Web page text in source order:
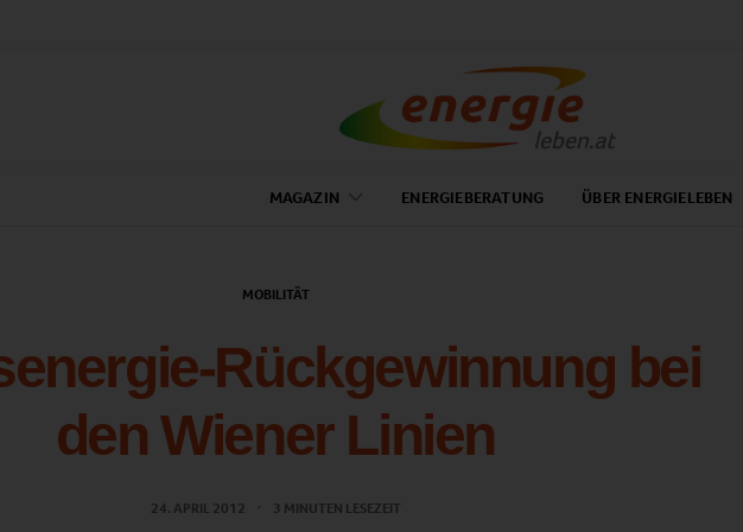
MAGAZIN ENERGIEBERATUNG ÜBER ENERGIELEBEN
MOBILITÄT
Rückgewinnung bei
den Wiener Linien
24. APRIL 2012 3 MINUTEN LESEZEIT